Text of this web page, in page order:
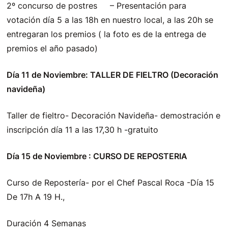
2º concurso de postres – Presentación para
votación día 5 a las 18h en nuestro local, a las 20h se
entregaran los premios ( la foto es de la entrega de
premios el año pasado)
Día 11 de Noviembre: TALLER DE FIELTRO (Decoración
navideña)
Taller de fieltro- Decoración Navideña- demostración e
inscripción día 11 a las 17,30 h -gratuito
Día 15 de Noviembre : CURSO DE REPOSTERIA
Curso de Repostería- por el Chef Pascal Roca -Día 15
De 17h A 19 H.,
Duración 4 Semanas